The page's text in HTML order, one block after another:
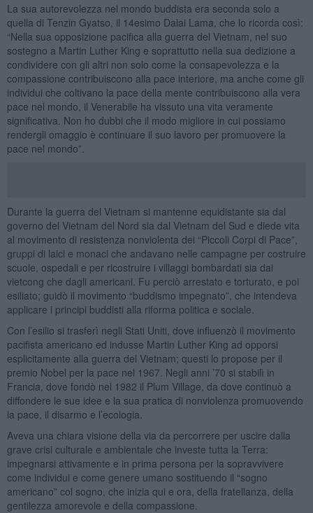
La sua autorevolezza nel mondo buddista era seconda solo a
quella di Tenzin Gyatso, il 14esimo Dalai Lama, che lo ricorda così:
“Nella sua opposizione pacifica alla guerra del Vietnam, nel suo
sostegno a Martin Luther King e soprattutto nella sua dedizione a
condividere con gli altri non solo come la consapevolezza e la
compassione contribuiscono alla pace interiore, ma anche come gli
individui che coltivano la pace della mente contribuiscono alla vera
pace nel mondo, il Venerabile ha vissuto una vita veramente
significativa. Non ho dubbi che il modo migliore in cui possiamo
rendergli omaggio è continuare il suo lavoro per promuovere la
pace nel mondo”.
Durante la guerra del Vietnam si mantenne equidistante sia dal
governo del Vietnam del Nord sia dal Vietnam del Sud e diede vita
al movimento di resistenza nonviolenta dei “Piccoli Corpi di Pace”,
gruppi di laici e monaci che andavano nelle campagne per costruire
scuole, ospedali e per ricostruire i villaggi bombardati sia dai
vietcong che dagli americani. Fu perciò arrestato e torturato, e poi
esiliato; guidò il movimento “buddismo impegnato”, che intendeva
applicare i principi buddisti alla riforma politica e sociale.
Con l’esilio si trasferì negli Stati Uniti, dove influenzò il movimento
pacifista americano ed indusse Martin Luther King ad opporsi
esplicitamente alla guerra del Vietnam; questi lo propose per il
premio Nobel per la pace nel 1967. Negli anni ’70 si stabilì in
Francia, dove fondò nel 1982 il Plum Village, da dove continuò a
diffondere le sue idee e la sua pratica di nonviolenza promuovendo
la pace, il disarmo e l’ecologia.
Aveva una chiara visione della via da percorrere per uscire dalla
grave crisi culturale e ambientale che investe tutta la Terra:
impegnarsi attivamente e in prima persona per la sopravvivere
come individui e come genere umano sostituendo il “sogno
americano” col sogno, che inizia qui e ora, della fratellanza, della
gentilezza amorevole e della compassione.